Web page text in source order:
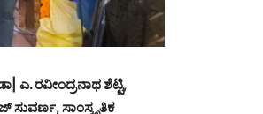
ಎ. ರವೀಂದ್ರನಾಥ ಶೆಟ್ಟಿ,
ಸುವರ್ಣ, ಸಾಂಸ್ಕೃತಿಕ